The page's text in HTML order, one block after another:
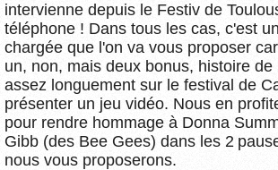
intervienne depuis le Festiv de
téléphone ! Dans tous les cas, c'est
chargée que l'on va vous proposer
un, non, mais deux bonus, histoire
assez longuement sur le festival de
présenter un jeu vidéo. Nous en
pour rendre hommage à Donna
Gibb (des Bee Gees) dans les 2
nous vous proposerons.